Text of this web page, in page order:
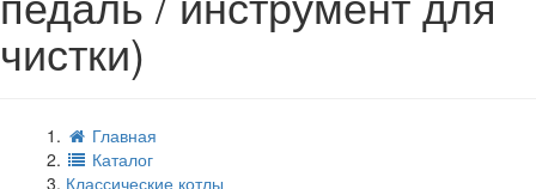
чистки)
Главная
Каталог
Классические котлы